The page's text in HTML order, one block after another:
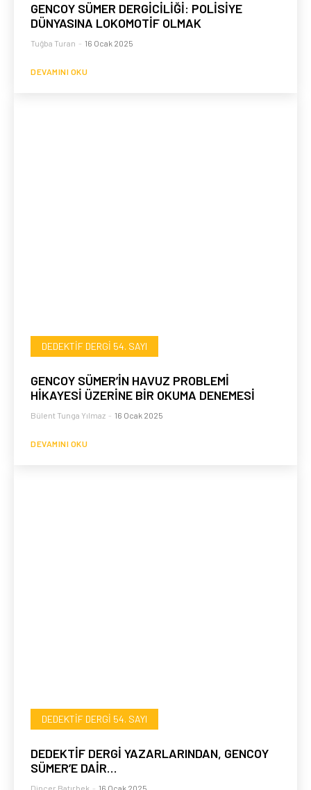
GENCOY SÜMER DERGİCİLİĞİ: POLİSİYE
DÜNYASINA LOKOMOTİF OLMAK
Tuğba Turan - 16 Ocak 2025
DEVAMINI OKU
DEDEKTIF DERGI 54. SAYI
GENCOY SÜMER’İN HAVUZ PROBLEMİ
HİKAYESİ ÜZERİNE BİR OKUMA DENEMESİ
Bülent Tunga Yılmaz - 16 Ocak 2025
DEVAMINI OKU
DEDEKTIF DERGI 54. SAYI
DEDEKTİF DERGİ YAZARLARINDAN, GENCOY
SÜMER’E DAİR…
Dinçer Batırbek - 16 Ocak 2025